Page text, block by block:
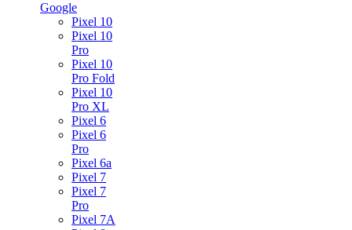
Google
Pixel 10
Pixel 10
Pro
Pixel 10
Pro Fold
Pixel 10
Pro XL
Pixel 6
Pixel 6
Pro
Pixel 6a
Pixel 7
Pixel 7
Pro
Pixel 7A